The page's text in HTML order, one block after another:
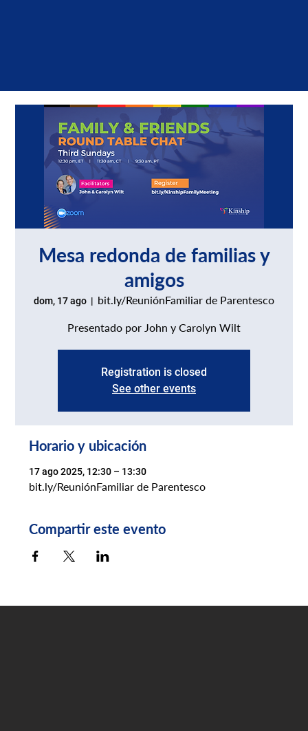
Mesa redonda de familias y
amigos
dom, 17 ago
  |
bit.ly/ReuniónFamiliar de Parentesco
Presentado por John y Carolyn Wilt
Registration is closed
See other events
Horario y ubicación
17 ago 2025, 12:30 – 13:30
bit.ly/ReuniónFamiliar de Parentesco
Compartir este evento